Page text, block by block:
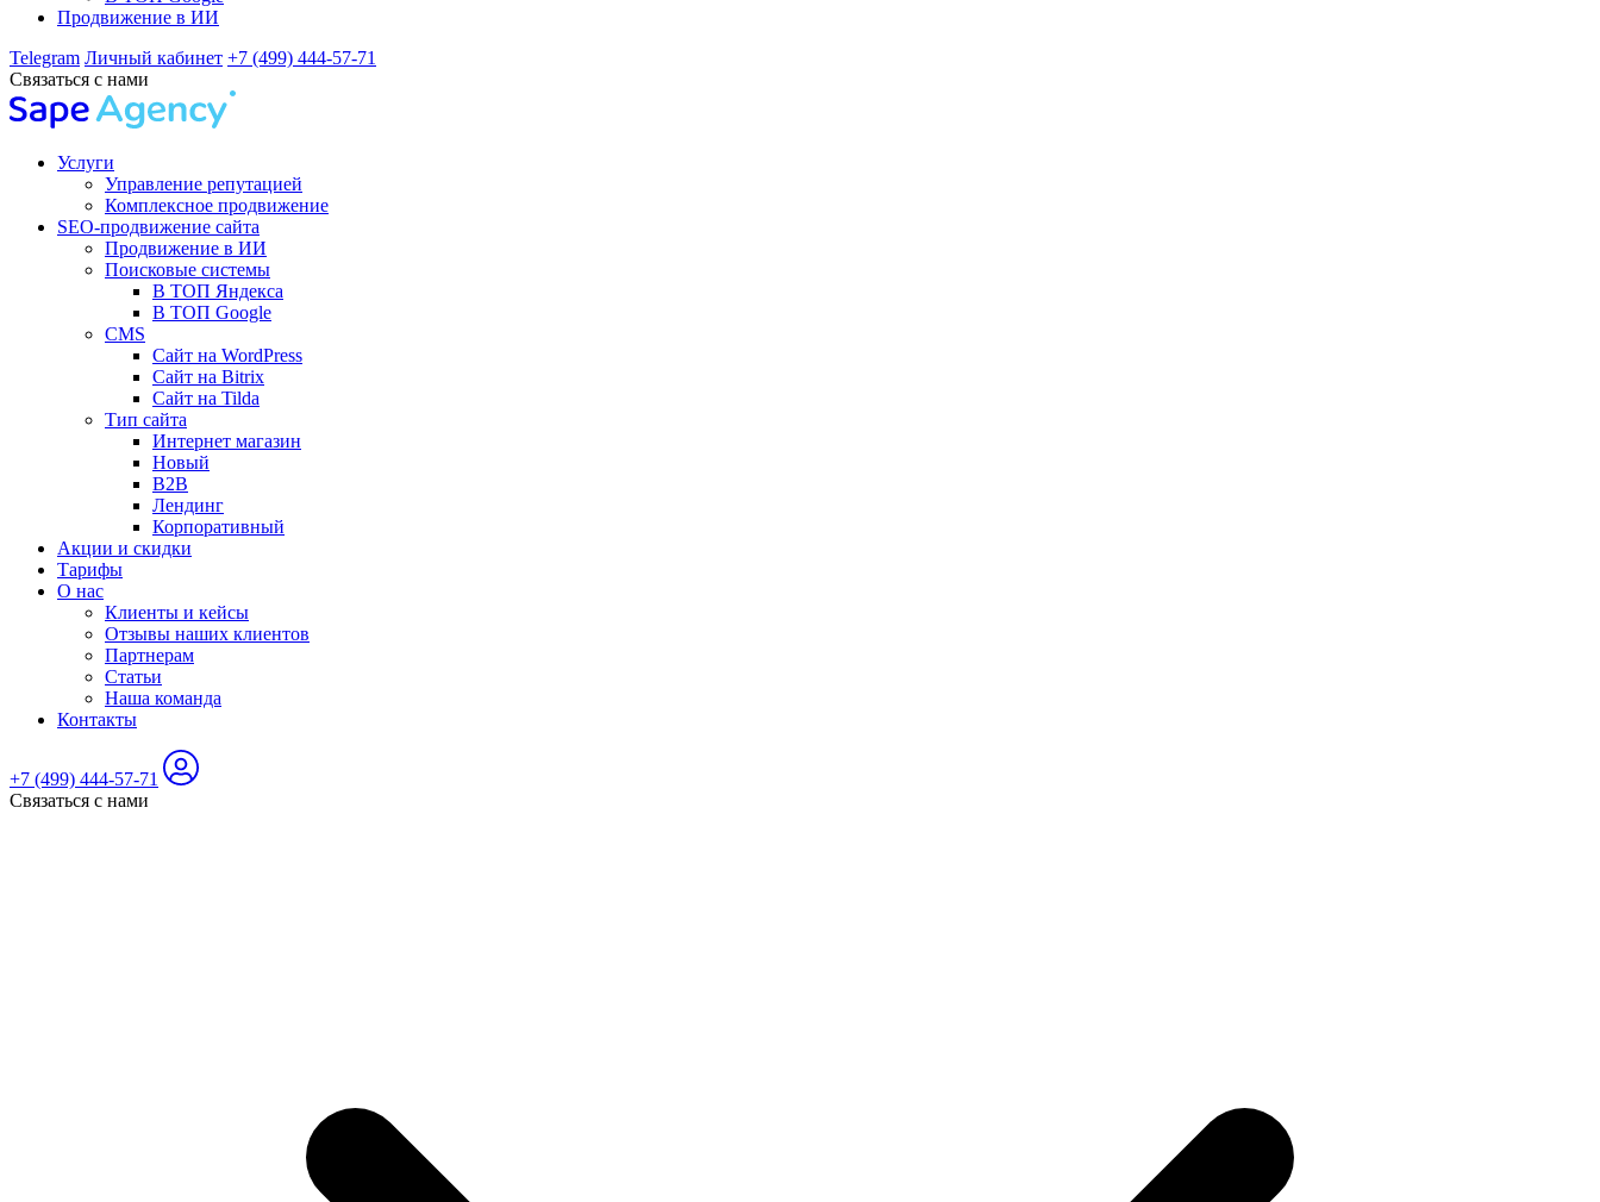
Продвижение в ИИ
Telegram Личный кабинет +7 (499) 444-57-71
Связаться с нами
Услуги
Управление репутацией
Комплексное продвижение
SEO-продвижение сайта
Продвижение в ИИ
Поисковые системы
В ТОП Яндекса
В ТОП Google
CMS
Сайт на WordPress
Сайт на Bitrix
Сайт на Tilda
Тип сайта
Интернет магазин
Новый
B2B
Лендинг
Корпоративный
Акции и скидки
Тарифы
О нас
Клиенты и кейсы
Отзывы наших клиентов
Партнерам
Статьи
Наша команда
Контакты
+7 (499) 444-57-71
Связаться с нами